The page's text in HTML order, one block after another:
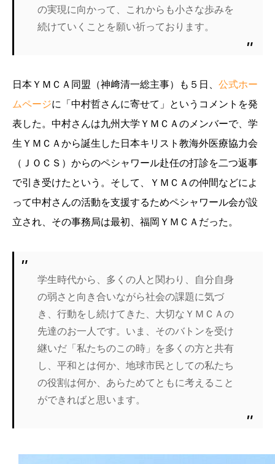
の実現に向かって、これからも小さな歩みを
続けていくことを願い祈っております。
日本ＹＭＣＡ同盟（神﨑清一総主事）も５日、 公式ホー
ムページに「中村哲さんに寄せて」というコメントを発
表した。中村さんは九州大学ＹＭＣＡのメンバーで、学
生ＹＭＣＡから誕生した日本キリスト教海外医療協力会
（ＪＯＣＳ）からのペシャワール赴任の打診を二つ返事
で引き受けたという。そして、ＹＭＣＡの仲間などによ
って中村さんの活動を支援するためペシャワール会が設
立され、その事務局は最初、福岡ＹＭＣＡだった。
学生時代から、多くの人と関わり、自分自身
の弱さと向き合いながら社会の課題に気づ
き、行動をし続けてきた、大切なＹＭＣＡの
先達のお一人です。いま、そのバトンを受け
継いだ「私たちのこの時」を多くの方と共有
し、平和とは何か、地球市民としての私たち
の役割は何か、あらためてともに考えること
ができればと思います。